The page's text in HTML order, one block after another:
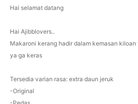
Hai selamat datang
Hai Ajibblovers..
Makaroni kerang hadir dalam kemasan
ya ga keras
Tersedia varian rasa: extra daun jeruk
-Original